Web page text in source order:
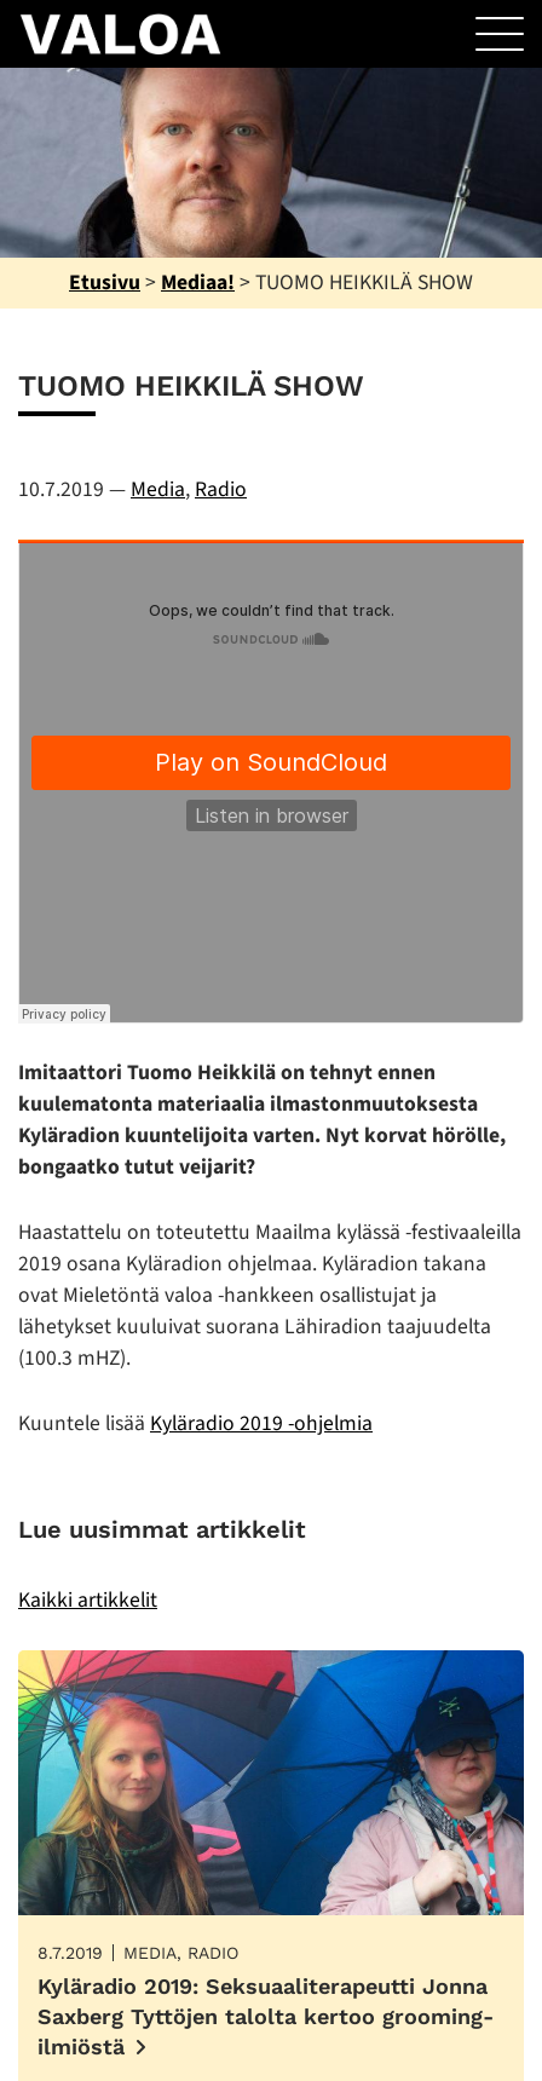
Etusivu > Mediaa! > TUOMO HEIKKILÄ SHOW
TUOMO HEIKKILÄ SHOW
10.7.2019 — Media, Radio
Imitaattori Tuomo Heikkilä on tehnyt ennen
kuulematonta materiaalia ilmastonmuutoksesta
Kyläradion kuuntelijoita varten. Nyt korvat hörölle,
bongaatko tutut veijarit?
Haastattelu on toteutettu Maailma kylässä -festivaaleilla
2019 osana Kyläradion ohjelmaa. Kyläradion takana
ovat Mieletöntä valoa -hankkeen osallistujat ja
lähetykset kuuluivat suorana Lähiradion taajuudelta
(100.3 mHZ).
Kuuntele lisää Kyläradio 2019 -ohjelmia
Lue uusimmat artikkelit
Kaikki artikkelit
8.7.2019 MEDIA, RADIO
Kyläradio 2019: Seksuaaliterapeutti Jonna
Saxberg Tyttöjen talolta kertoo grooming-
ilmiöstä